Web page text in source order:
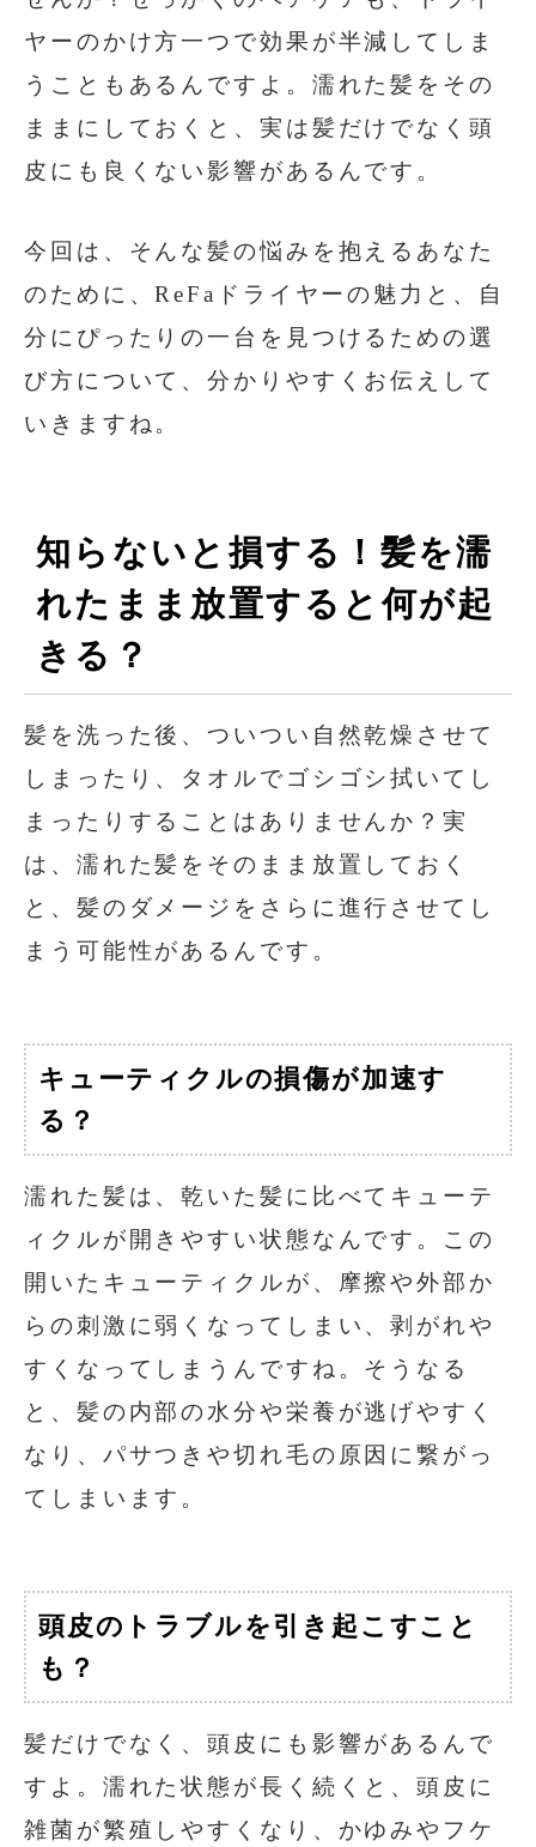
ヤーのかけ方一つで効果が半減してしま
うこともあるんですよ。濡れた髪をその
ままにしておくと、実は髪だけでなく頭
皮にも良くない影響があるんです。
今回は、そんな髪の悩みを抱えるあなた
のために、ReFaドライヤーの魅力と、自
分にぴったりの一台を見つけるための選
び方について、分かりやすくお伝えして
いきますね。
知らないと損する！髪を濡
れたまま放置すると何が起
きる？
髪を洗った後、ついつい自然乾燥させて
しまったり、タオルでゴシゴシ拭いてし
まったりすることはありませんか？実
は、濡れた髪をそのまま放置しておく
と、髪のダメージをさらに進行させてし
まう可能性があるんです。
キューティクルの損傷が加速す
る？
濡れた髪は、乾いた髪に比べてキューテ
ィクルが開きやすい状態なんです。この
開いたキューティクルが、摩擦や外部か
らの刺激に弱くなってしまい、剥がれや
すくなってしまうんですね。そうなる
と、髪の内部の水分や栄養が逃げやすく
なり、パサつきや切れ毛の原因に繋がっ
てしまいます。
頭皮のトラブルを引き起こすこと
も？
髪だけでなく、頭皮にも影響があるんで
すよ。濡れた状態が長く続くと、頭皮に
雑菌が繁殖しやすくなり、かゆみやフケ